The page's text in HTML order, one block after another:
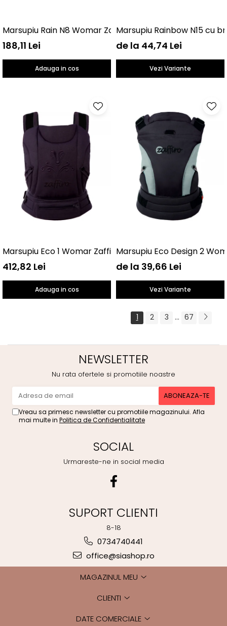
Marsupiu Rain N8 Womar Zaffiro AN-NN-08
188,11 Lei
Adauga in cos
Marsupiu Rainbow N15 cu
de la 44,74 Lei
Vezi Variante
Marsupiu Eco 1 Womar Zaffiro AN-NE-01
412,82 Lei
Adauga in cos
Marsupiu Eco Design 2
de la 39,66 Lei
Vezi Variante
1 2 3 ... 67
NEWSLETTER
Nu rata ofertele si promotiile noastre
Vreau sa primesc newsletter cu promotiile magazinului. Afla
mai multe in Politica de Confidentialitate
SOCIAL
Urmareste-ne in social media
SUPORT CLIENTI
8-18
0734740441
office@siashop.ro
MAGAZINUL MEU
CLIENTI
DATE COMERCIALE